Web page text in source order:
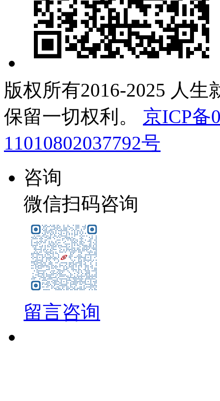
版权所有2016-2025 人生
保留一切权利。
京ICP备
11010802037792号
咨询
微信扫码咨询
留言咨询